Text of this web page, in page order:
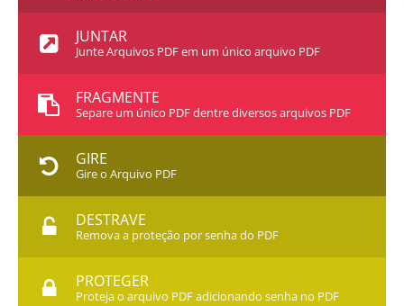
JUNTAR
Junte Arquivos PDF em um único arquivo PDF
FRAGMENTE
Separe um único PDF dentre diversos arquivos PDF
GIRE
Gire o Arquivo PDF
DESTRAVE
Remova a proteção por senha do PDF
PROTEGER
Proteja o arquivo PDF adicionando senha no PDF